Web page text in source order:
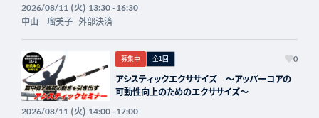
2026/08/11(火) 13:30 - 16:30
中山 瑠美子 外部決済
募集中 全1回 0
アシスティックエクササイズ 〜アッパーコアの
可動性向上のためのエクササイズ〜
2026/08/11(火) 14:00 - 17:00